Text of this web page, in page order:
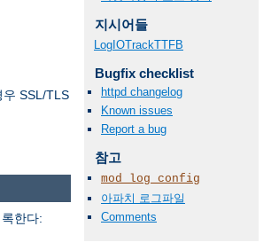
SSL/TLS
지시어들
LogIOTrackTTFB
Bugfix checklist
httpd changelog
Known issues
Report a bug
참고
mod_log_config
아파치 로그파일
Comments
한다: